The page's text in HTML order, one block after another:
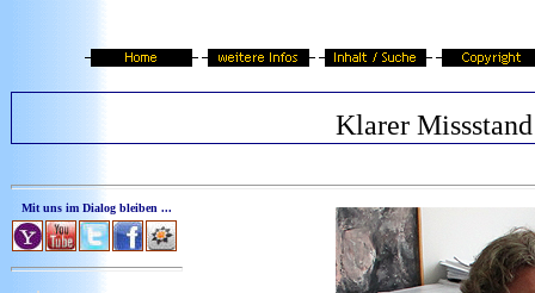
Klarer Missstand
Mit uns im Dialog bleiben ...